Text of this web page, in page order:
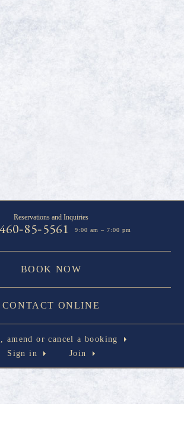
Reservations and Inquiries
-85-5561 9:00 am – 7:00 pm
BOOK NOW
CONTACT ONLINE
amend or cancel a booking
Sign in
Join